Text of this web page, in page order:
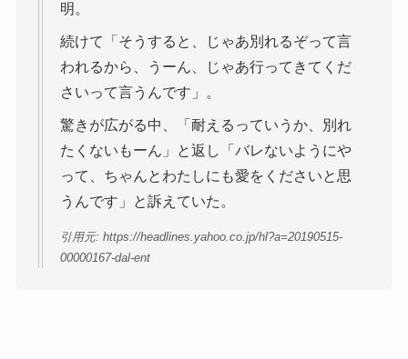
明。
続けて「そうすると、じゃあ別れるぞって言
われるから、うーん、じゃあ行ってきてくだ
さいって言うんです」。
驚きが広がる中、「耐えるっていうか、別れ
たくないもーん」と返し「バレないようにや
って、ちゃんとわたしにも愛をくださいと思
うんです」と訴えていた。
引用元: https://headlines.yahoo.co.jp/hl?a=20190515-
00000167-dal-ent